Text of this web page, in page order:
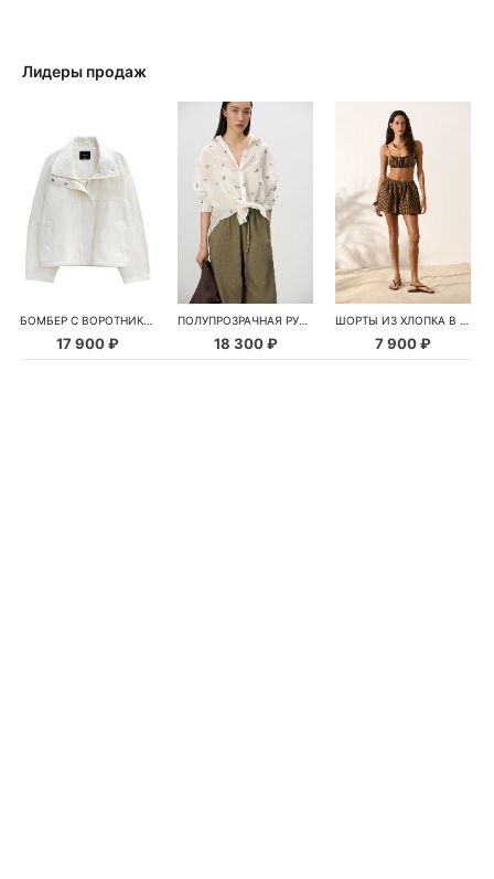
Лидеры продаж
БОМБЕР С ВОРОТНИКОМ-СТОЙКОЙ
17 900 ₽
ПОЛУПРОЗРАЧНАЯ РУБАШКА С РОМАШКАМИ
18 300 ₽
ШОРТЫ ИЗ ХЛОПКА В КЛЕТКУ
7 900 ₽